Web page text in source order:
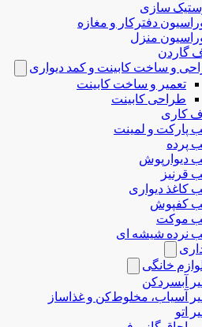
سازی
دفترکار و مغازه
منزل
گاردن
و ساخت کابینت و کمد دیواری
تعمیر و ساخت کابینت
طراحی کابینت
کاری
پارکت و لمینت
پرده
دیوارپوش
قرنیز
کاغذ دیواری
کفپوش
موکت
نرده شیشه ای
خانگی
آبسردکن
آسیاب، مخلوط‌کن و غذاساز
اتو